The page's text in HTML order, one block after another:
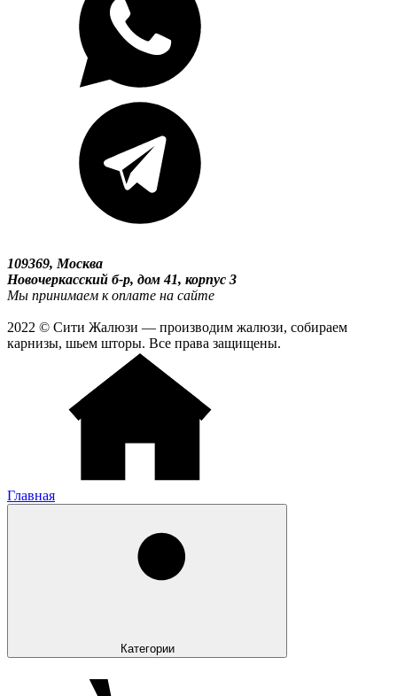
109369, Москва
Новочеркасский б-р, дом 41, корпус 3
Мы принимаем к оплате на сайте
2022 © Сити Жалюзи — производим жалюзи, собираем
карнизы, шьем шторы. Все права защищены.
Главная
Категории